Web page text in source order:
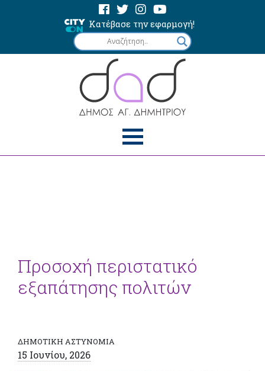
Κατέβασε την εφαρμογή!
Προσοχή περιστατικό
εξαπάτησης πολιτών
ΔΗΜΟΤΙΚΗ ΑΣΤΥΝΟΜΙΑ
15 Ιουνίου, 2026